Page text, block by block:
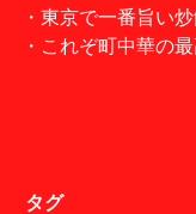
・東京で一番旨い
・これぞ町中華の
タグ